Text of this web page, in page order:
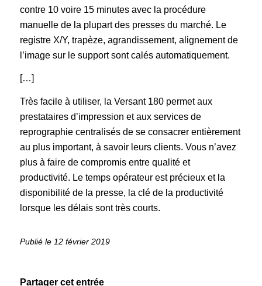
contre 10 voire 15 minutes avec la procédure
manuelle de la plupart des presses du marché. Le
registre X/Y, trapèze, agrandissement, alignement de
l’image sur le support sont calés automatiquement.
[…]
Très facile à utiliser, la Versant 180 permet aux
prestataires d’impression et aux services de
reprographie centralisés de se consacrer entièrement
au plus important, à savoir leurs clients. Vous n’avez
plus à faire de compromis entre qualité et
productivité. Le temps opérateur est précieux et la
disponibilité de la presse, la clé de la productivité
lorsque les délais sont très courts.
12 février 2019
Partager cet entrée